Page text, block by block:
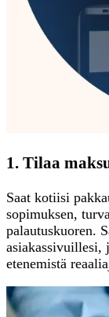
1. Tilaa
Saat kotiisi
sopimuksen,
palautuskuoren.
asiakassivuillesi,
etenemistä